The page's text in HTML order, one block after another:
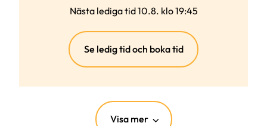
Nästa lediga tid 10.8. klo 19:45
Se ledig tid och boka tid(extern
länk)
Visa mer